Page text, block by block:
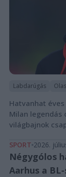
Labdarúgás
Hatvanhat éves
Milan legendás
világbajnok
SPORT 2026.
Négygólos
Aarhus a